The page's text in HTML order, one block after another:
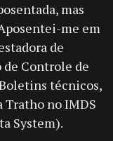
mas
me em
de
de Controle de
Boletins técnicos,
Tratho no IMDS
System).